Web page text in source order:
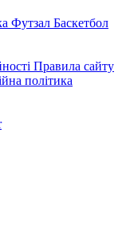
Футзал Баскетбол
Правила сайту
політика